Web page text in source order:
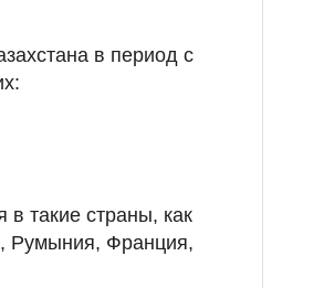
в период с
в такие страны, как
Румыния, Франция,